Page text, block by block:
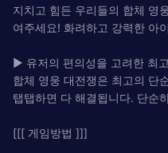
지치고 힘든 우리들의 합체 영
여주세요! 화려하고 강력한 아
▶ 유저의 편의성을 고려한 최
합체 영웅 대전쟁은 최고의 단
탭탭하면 다 해결됩니다. 단순
[[[ 게임방법 ]]]